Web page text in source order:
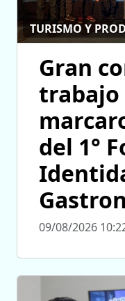
TURISMO Y
Gran
trabajo
del 1°
09/08/2026